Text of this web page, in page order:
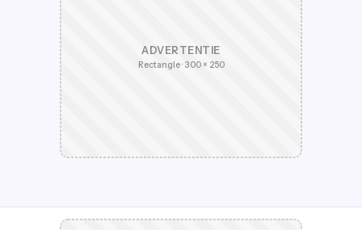
ADVERTENTIE
Rectangle · 300 × 250